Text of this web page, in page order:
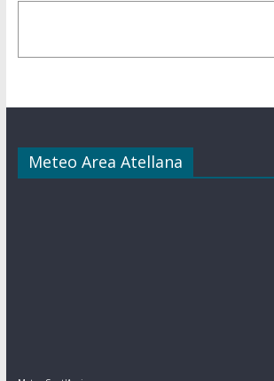
Meteo Area Atellana